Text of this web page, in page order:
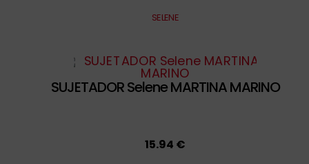
SELENE
SUJETADOR Selene MARTINA MARINO
15.94 €